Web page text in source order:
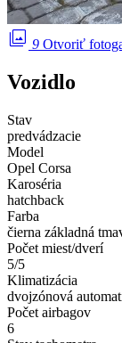
photo_library 9 Otvoriť
Vozidlo
Stav
predvádzacie
Model
Opel Corsa
Karoséria
hatchback
Farba
čierna základná
Počet miest/dverí
5/5
Klimatizácia
dvojzónová
Počet airbagov
6